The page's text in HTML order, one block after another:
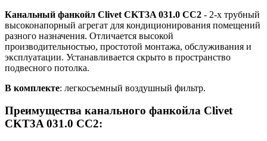
Канальный фанкойл Clivet CKT3A 031.0 CC2 - 2-х трубный
высоконапорный агрегат для кондиционирования помещений
разного назначения. Отличается высокой
производительностью, простотой монтажа, обслуживания и
эксплуатации. Устанавливается скрыто в пространство
подвесного потолка.
В комплекте: легкосъемный воздушный фильтр.
Преимущества канального фанкойла Clivet
CKT3A 031.0 CC2: